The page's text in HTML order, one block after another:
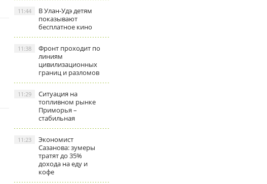
В Улан-Удэ детям
показывают
бесплатное кино
11:44
Фронт проходит по
линиям
цивилизационных
границ и разломов
11:38
Ситуация на
топливном рынке
Приморья –
стабильная
11:29
Экономист
Сазанова: зумеры
тратят до 35%
дохода на еду и
кофе
11:23